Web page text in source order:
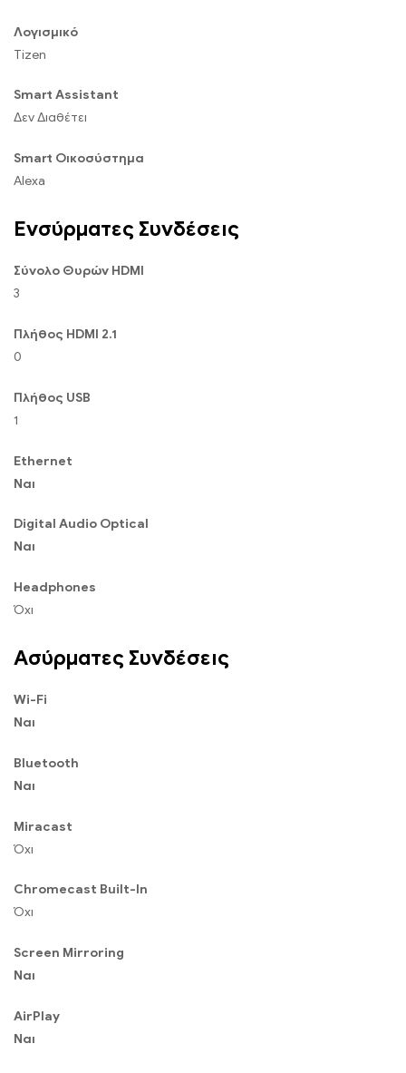
Λογισμικό
Tizen
Smart Assistant
Δεν Διαθέτει
Smart Οικοσύστημα
Alexa
Ενσύρματες Συνδέσεις
Σύνολο Θυρών HDMI
3
Πλήθος HDMI 2.1
0
Πλήθος USB
1
Ethernet
Ναι
Digital Audio Optical
Ναι
Headphones
Όχι
Ασύρματες Συνδέσεις
Wi-Fi
Ναι
Bluetooth
Ναι
Miracast
Όχι
Chromecast Built-In
Όχι
Screen Mirroring
Ναι
AirPlay
Ναι